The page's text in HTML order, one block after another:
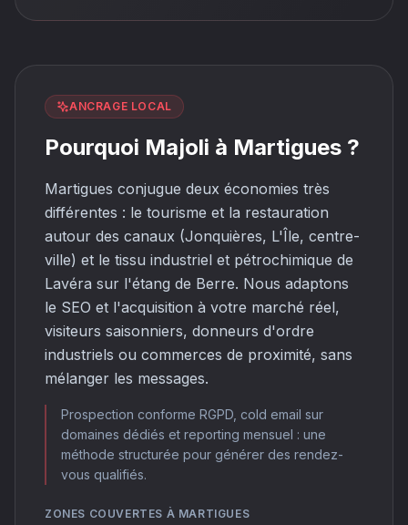
ANCRAGE LOCAL
Pourquoi Majoli à Martigues ?
Martigues conjugue deux économies très
différentes : le tourisme et la restauration
autour des canaux (Jonquières, L'Île, centre-
ville) et le tissu industriel et pétrochimique de
Lavéra sur l'étang de Berre. Nous adaptons
le SEO et l'acquisition à votre marché réel,
visiteurs saisonniers, donneurs d'ordre
industriels ou commerces de proximité, sans
mélanger les messages.
Prospection conforme RGPD, cold email sur
domaines dédiés et reporting mensuel : une
méthode structurée pour générer des rendez-
vous qualifiés.
ZONES COUVERTES À MARTIGUES